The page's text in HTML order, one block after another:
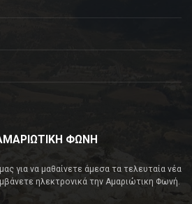
ΦΩΝΗ
για να μαθαίνετε άμεσα τα τελευταία νέα
ηλεκτρονικά την Αμαριώτικη Φωνή.